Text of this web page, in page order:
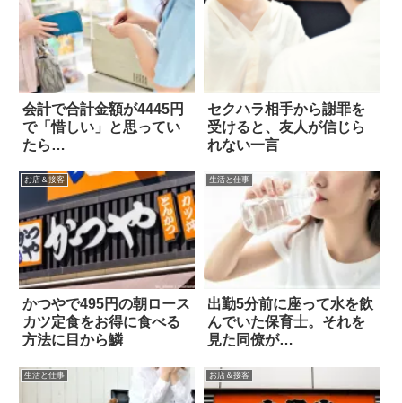
会計で合計金額が4445円
で「惜しい」と思ってい
たら…
セクハラ相手から謝罪を
受けると、友人が信じら
れない一言
お店＆接客
かつやで495円の朝ロース
カツ定食をお得に食べる
方法に目から鱗
生活と仕事
出勤5分前に座って水を飲
んでいた保育士。それを
見た同僚が…
生活と仕事 お店＆接客